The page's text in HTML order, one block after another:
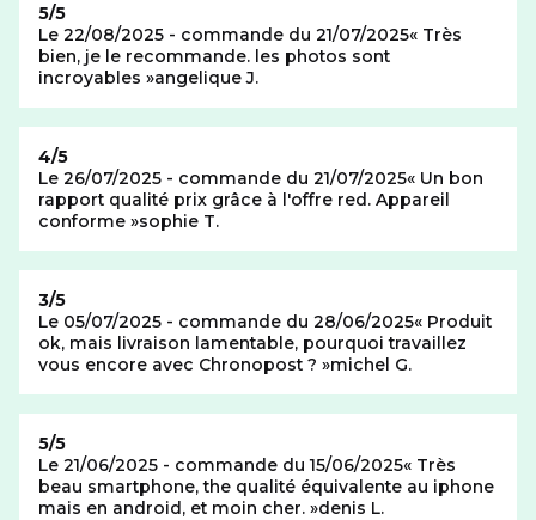
Note de
5/5
Le 22/08/2025 - commande du 21/07/2025
Très
bien, je le recommande. les photos sont
incroyables
angelique J.
Note de
4/5
Le 26/07/2025 - commande du 21/07/2025
Un bon
rapport qualité prix grâce à l'offre red. Appareil
conforme
sophie T.
Note de
3/5
Le 05/07/2025 - commande du 28/06/2025
Produit
ok, mais livraison lamentable, pourquoi travaillez
vous encore avec Chronopost ?
michel G.
Note de
5/5
Le 21/06/2025 - commande du 15/06/2025
Très
beau smartphone, the qualité équivalente au iphone
mais en android, et moin cher.
denis L.